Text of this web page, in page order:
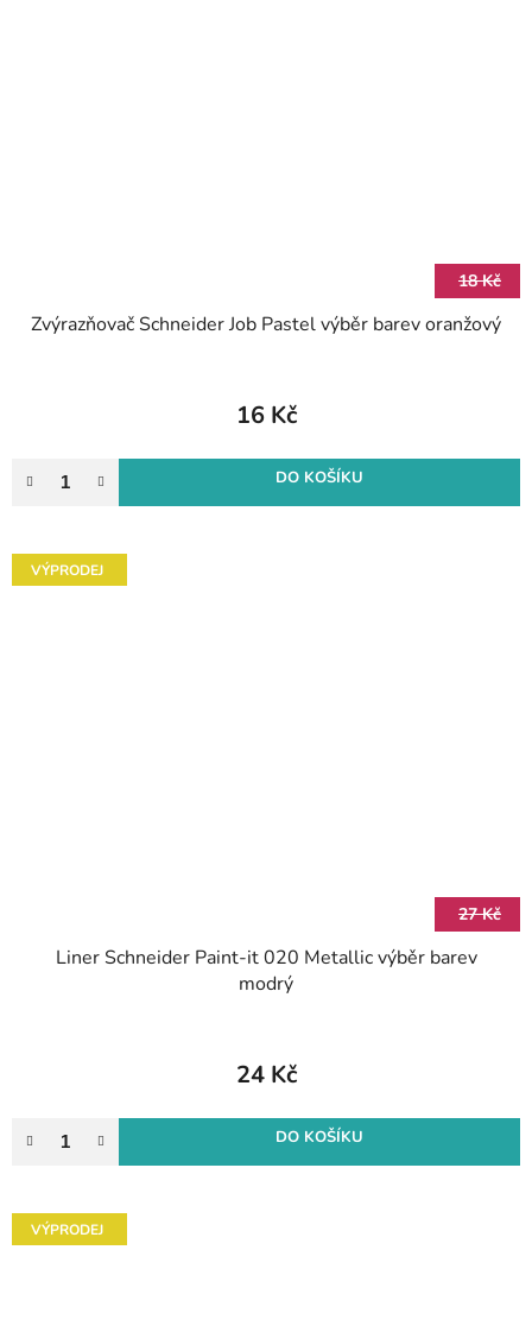
18 Kč
Zvýrazňovač Schneider Job Pastel výběr barev oranžový
16 Kč
DO KOŠÍKU
VÝPRODEJ
27 Kč
Liner Schneider Paint-it 020 Metallic výběr barev
modrý
24 Kč
DO KOŠÍKU
VÝPRODEJ